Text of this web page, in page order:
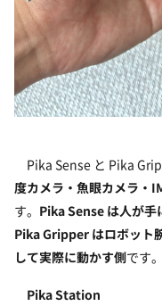
Pika Sense と Pika
度カメラ・魚眼カメラ・
す。 Pika Sense は人が
Pika Gripper はロボット
して実際に動かす側です。
Pika Station